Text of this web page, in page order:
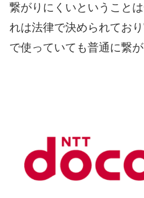
繋がりにくいということ
れは法律で決められてお
で使っていても普通に繋が